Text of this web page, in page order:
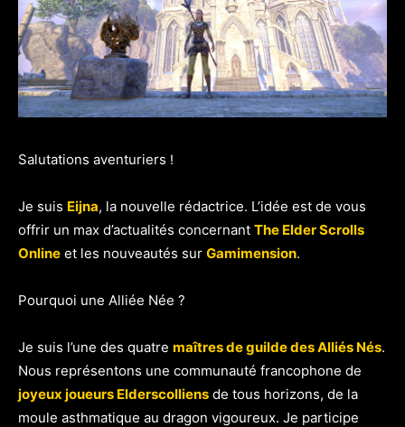
Salutations aventuriers !
Je suis Eijna, la nouvelle rédactrice. L’idée est de vous
offrir un max d’actualités concernant The Elder Scrolls
Online et les nouveautés sur Gamimension.
Pourquoi une Alliée Née ?
Je suis l’une des quatre maîtres de guilde des Alliés Nés.
Nous représentons une communauté francophone de
joyeux joueurs Elderscolliens de tous horizons, de la
moule asthmatique au dragon vigoureux. Je participe